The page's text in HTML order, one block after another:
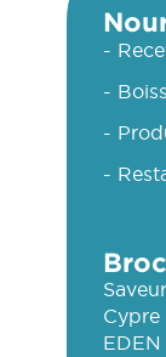
-
-
-
-
Cypre